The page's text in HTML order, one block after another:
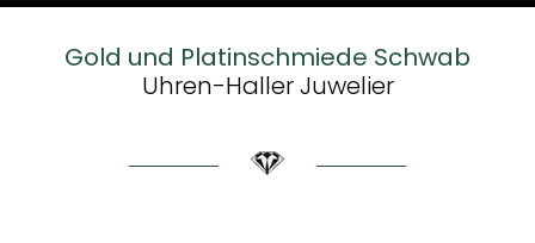
Gold und Platinschmiede Schwab
Uhren-Haller Juwelier